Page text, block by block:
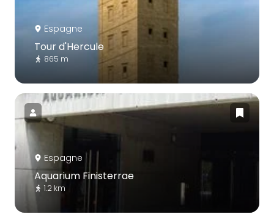
Espagne
Tour d'Hercule
865 m
Espagne
Aquarium Finisterrae
1.2 km